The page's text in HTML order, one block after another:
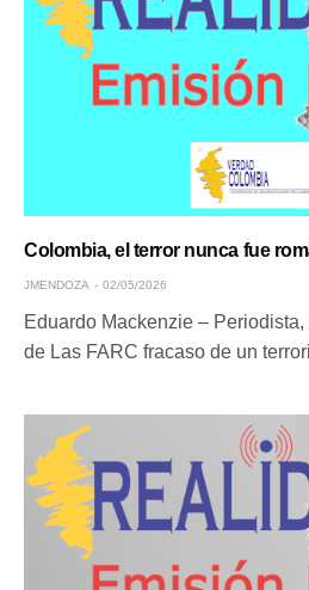
Colombia, el terror nunca fue
JMENDOZA 02/05/2026
Eduardo Mackenzie –
de Las FARC fracaso de un